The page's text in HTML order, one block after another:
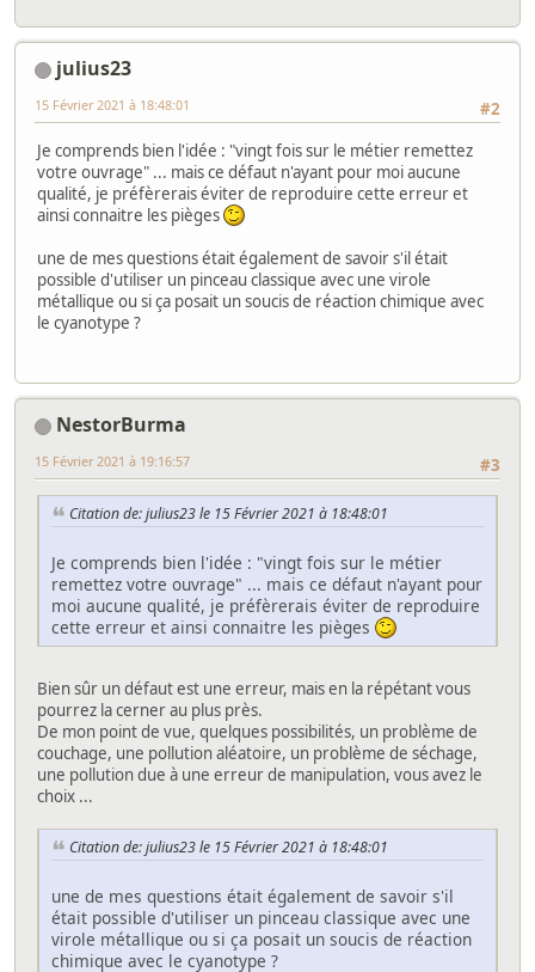
julius23
#2
15 Février 2021 à 18:48:01
Je comprends bien l'idée : "vingt fois sur le métier remettez
votre ouvrage" ... mais ce défaut n'ayant pour moi aucune
qualité, je préfèrerais éviter de reproduire cette erreur et
ainsi connaitre les pièges
une de mes questions était également de savoir s'il était
possible d'utiliser un pinceau classique avec une virole
métallique ou si ça posait un soucis de réaction chimique avec
le cyanotype ?
NestorBurma
#3
15 Février 2021 à 19:16:57
Citation de: julius23 le 15 Février 2021 à 18:48:01
Je comprends bien l'idée : "vingt fois sur le métier
remettez votre ouvrage" ... mais ce défaut n'ayant pour
moi aucune qualité, je préfèrerais éviter de reproduire
cette erreur et ainsi connaitre les pièges
Bien sûr un défaut est une erreur, mais en la répétant vous
pourrez la cerner au plus près.
De mon point de vue, quelques possibilités, un problème de
couchage, une pollution aléatoire, un problème de séchage,
une pollution due à une erreur de manipulation, vous avez le
choix ...
Citation de: julius23 le 15 Février 2021 à 18:48:01
une de mes questions était également de savoir s'il
était possible d'utiliser un pinceau classique avec une
virole métallique ou si ça posait un soucis de réaction
chimique avec le cyanotype ?